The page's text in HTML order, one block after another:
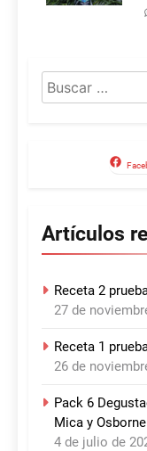
Buscar:
Artículos
Receta 2
27 de
Receta 1
26 de
Pack 6
Mica y
4 de julio de